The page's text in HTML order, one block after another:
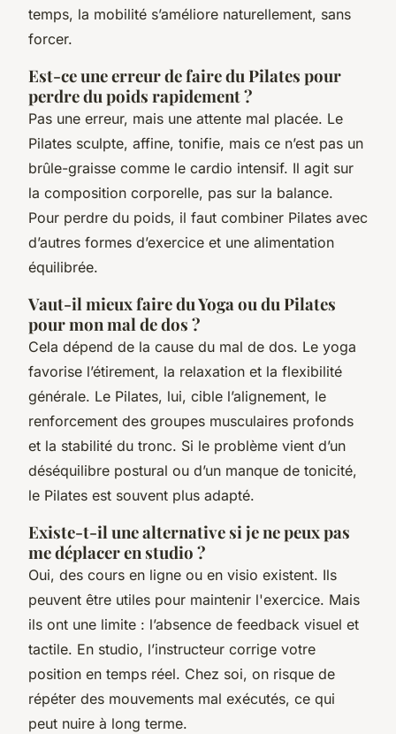
temps, la mobilité s’améliore naturellement, sans
forcer.
Est-ce une erreur de faire du Pilates pour
perdre du poids rapidement ?
Pas une erreur, mais une attente mal placée. Le
Pilates sculpte, affine, tonifie, mais ce n’est pas un
brûle-graisse comme le cardio intensif. Il agit sur
la composition corporelle, pas sur la balance.
Pour perdre du poids, il faut combiner Pilates avec
d’autres formes d’exercice et une alimentation
équilibrée.
Vaut-il mieux faire du Yoga ou du Pilates
pour mon mal de dos ?
Cela dépend de la cause du mal de dos. Le yoga
favorise l’étirement, la relaxation et la flexibilité
générale. Le Pilates, lui, cible l’alignement, le
renforcement des groupes musculaires profonds
et la stabilité du tronc. Si le problème vient d’un
déséquilibre postural ou d’un manque de tonicité,
le Pilates est souvent plus adapté.
Existe-t-il une alternative si je ne peux pas
me déplacer en studio ?
Oui, des cours en ligne ou en visio existent. Ils
peuvent être utiles pour maintenir l'exercice. Mais
ils ont une limite : l’absence de feedback visuel et
tactile. En studio, l’instructeur corrige votre
position en temps réel. Chez soi, on risque de
répéter des mouvements mal exécutés, ce qui
peut nuire à long terme.